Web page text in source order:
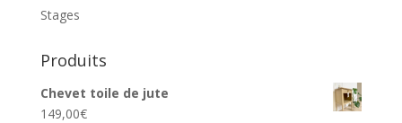
Stages
Produits
Chevet toile de jute
149,00€